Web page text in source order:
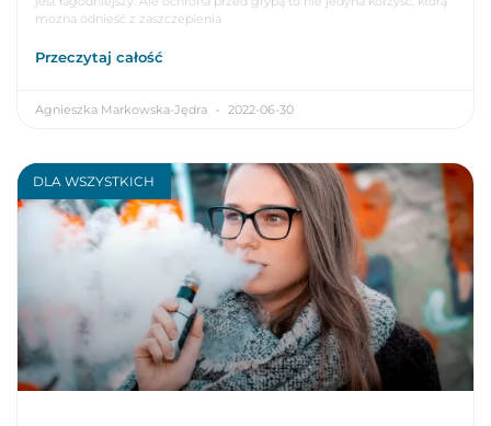
można odnieść z zaszczepienia
Przeczytaj całość
Agnieszka Markowska-Jędra 2022-06-30
DLA WSZYSTKICH